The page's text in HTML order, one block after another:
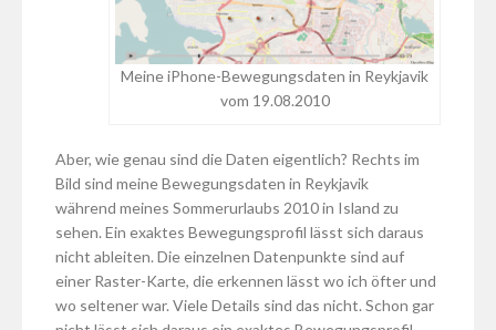
Meine iPhone-Bewegungsdaten in Reykjavik
vom 19.08.2010
Aber, wie genau sind die Daten eigentlich? Rechts im
Bild sind meine Bewegungsdaten in Reykjavik
während meines Sommerurlaubs 2010 in Island zu
sehen. Ein exaktes Bewegungsprofil lässt sich daraus
nicht ableiten. Die einzelnen Datenpunkte sind auf
einer Raster-Karte, die erkennen lässt wo ich öfter und
wo seltener war. Viele Details sind das nicht. Schon gar